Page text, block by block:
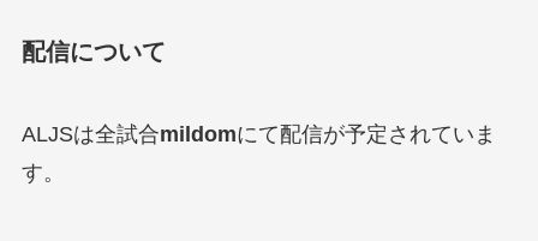
配信について
ALJSは全試合mildomにて配信が予定されていま
す。